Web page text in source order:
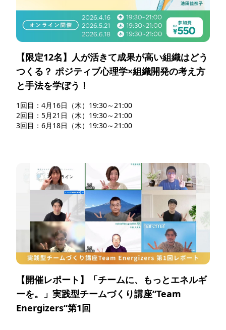
【限定12名】人が活きて成果が高い組織はどう
つくる？ ポジティブ心理学×組織開発の考え方
と手法を学ぼう！
1回目：4月16日（木）19:30～21:00
2回目：5月21日（木）19:30～21:00
3回目：6月18日（木）19:30～21:00
【開催レポート】「チームに、もっとエネルギ
ーを。」実践型チームづくり講座“Team
Energizers“第1回